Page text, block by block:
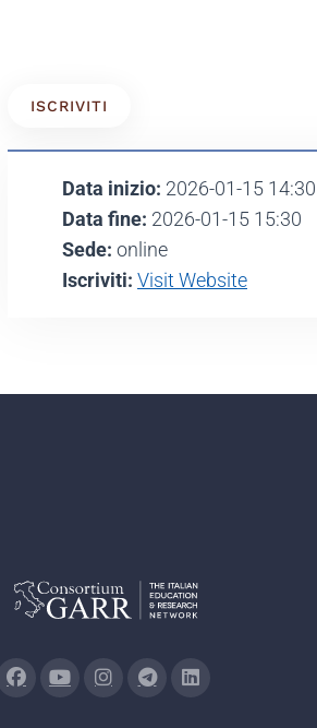
ISCRIVITI
Data inizio: 2026-01-15 14:30
Data fine: 2026-01-15 15:30
Sede: online
Iscriviti: Visit Website